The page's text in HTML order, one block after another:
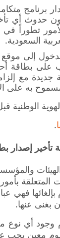
برنامج
حدوث أي
تطوراً في
السعودية.
إلى موقع
بطاقة
جديدة مع
به على
الوطنية
.
تأخير إصدار
المتعلقة
فهي
بغنى عنها.
أي نوع
معين يجب